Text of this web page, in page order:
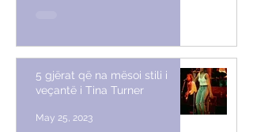
5 gjërat që na mësoi stili i
veçantë i Tina Turner
May 25, 2023